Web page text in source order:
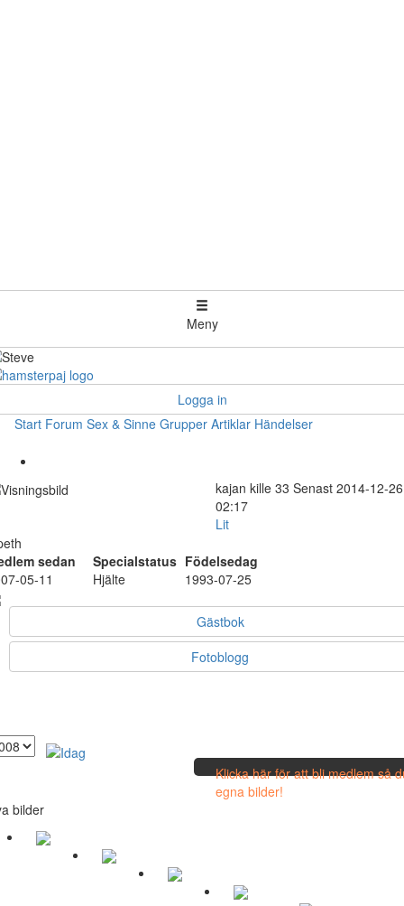
Meny
Logga in
Start Forum Sex & Sinne Grupper Artiklar Händelser
kajan kille 33 Senast 2014-12-26
02:17
Lit
sedan
Specialstatus Födelsedag
05-11
Hjälte 1993-07-25
Gästbok
Fotoblogg
Klicka här för att bli medlem så
egna bilder!
bilder